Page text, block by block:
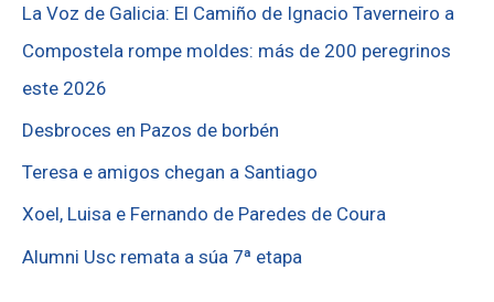
La Voz de Galicia: El Camiño de Ignacio Taverneiro a
Compostela rompe moldes: más de 200 peregrinos
este 2026
Desbroces en Pazos de borbén
Teresa e amigos chegan a Santiago
Xoel, Luisa e Fernando de Paredes de Coura
Alumni Usc remata a súa 7ª etapa